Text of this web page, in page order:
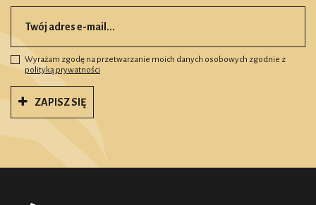
Wyrażam zgodę na przetwarzanie moich danych osobowych zgodnie z
polityką prywatności
ZAPISZ SIĘ